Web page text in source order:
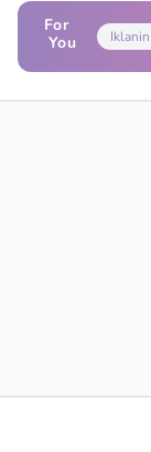
For
You